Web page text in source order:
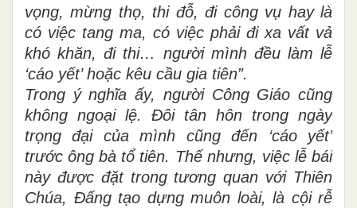
vọng, mừng thọ, thi đỗ, đi công vụ hay là
có việc tang ma, có việc phải đi xa vất vả
khó khăn, đi thi… người mình đều làm lễ
‘cáo yết’ hoặc kêu cầu gia tiên”.
Trong ý nghĩa ấy, người Công Giáo cũng
không ngoại lệ. Đôi tân hôn trong ngày
trọng đại của mình cũng đến ‘cáo yết’
trước ông bà tổ tiên. Thế nhưng, việc lễ bái
này được đặt trong tương quan với Thiên
Chúa, Đấng tạo dựng muôn loài, là cội rễ